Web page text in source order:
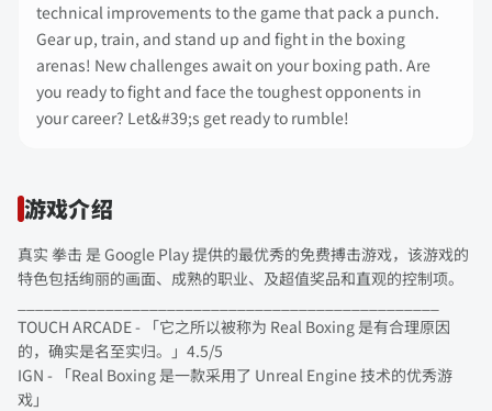
technical improvements to the game that pack a punch.
Gear up, train, and stand up and fight in the boxing
arenas! New challenges await on your boxing path. Are
you ready to fight and face the toughest opponents in
your career? Let&#39;s get ready to rumble!
游戏介绍
真实 拳击 是 Google Play 提供的最优秀的免费搏击游戏，该游戏的
特色包括绚丽的画面、成熟的职业、及超值奖品和直观的控制项。
TOUCH ARCADE - 「它之所以被称为 Real Boxing 是有合理原因
的，确实是名至实归。」4.5/5
IGN - 「Real Boxing 是一款采用了 Unreal Engine 技术的优秀游
戏」